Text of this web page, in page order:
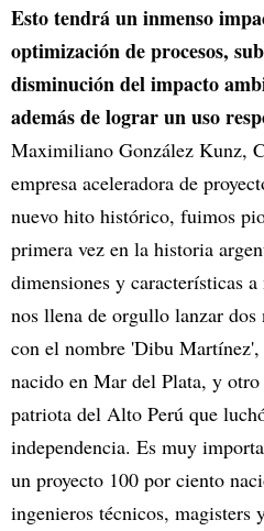
Esto tendrá un inmenso
optimización de procesos,
disminución del impacto
además de lograr un uso
Maximiliano González Kunz,
empresa aceleradora de
nuevo hito histórico, fuimos
primera vez en la historia
dimensiones y características
nos llena de orgullo lanzar dos
con el nombre 'Dibu
nacido en Mar del Plata, y
patriota del Alto Perú que
independencia. Es muy
un proyecto 100 por ciento
ingenieros técnicos, magisters